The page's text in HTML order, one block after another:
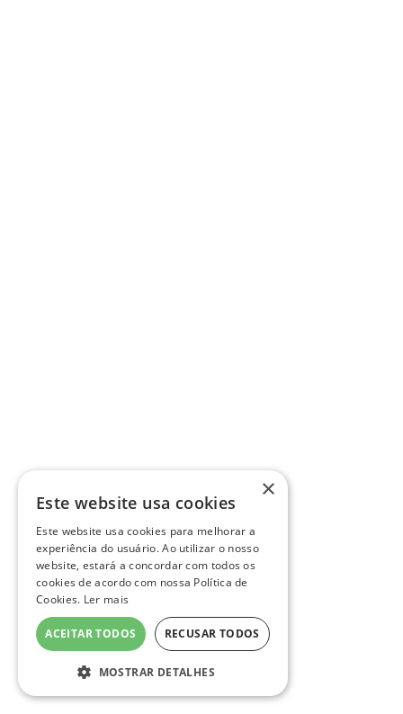
×
Este website usa cookies
Este website usa cookies para melhorar a
experiência do usuário. Ao utilizar o nosso
website, estará a concordar com todos os
cookies de acordo com nossa Política de
Cookies. Ler mais
ACEITAR TODOS RECUSAR TODOS
MOSTRAR DETALHES